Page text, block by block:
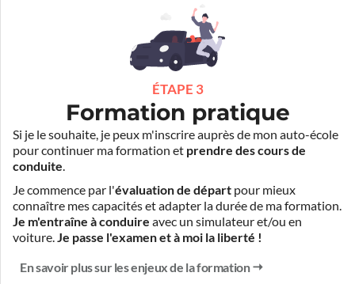
ÉTAPE 3
Formation pratique
Si je le souhaite, je peux m'inscrire auprès de mon auto-école
pour continuer ma formation et prendre des cours de
conduite.
Je commence par l'évaluation de départ pour mieux
connaître mes capacités et adapter la durée de ma formation.
Je m'entraîne à conduire avec un simulateur et/ou en
voiture.Je passe l'examen et à moi la liberté !
En savoir plus sur les enjeux de la formation